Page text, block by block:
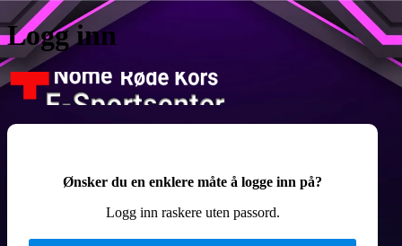
Logg inn
Nome Røde
Ønsker du en enklere måte å logge inn på?
Logg inn raskere uten passord.